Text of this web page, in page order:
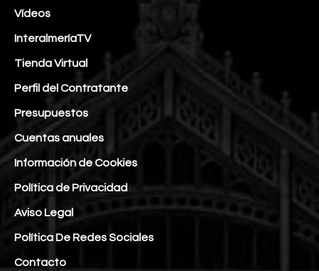
Vídeos
InteralmeríaTV
Tienda Virtual
Perfil del Contratante
Presupuestos
Cuentas anuales
Información de Cookies
Política de Privacidad
Aviso Legal
Política De Redes Sociales
Contacto